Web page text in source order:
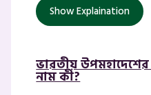
Show Explaination
ভারতীয়
নাম কী?